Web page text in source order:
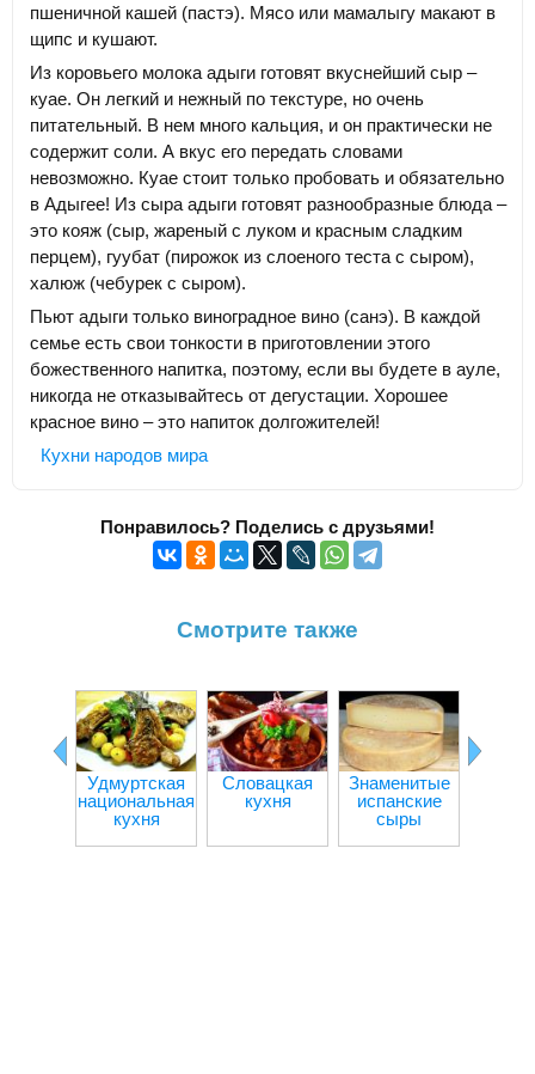
пшеничной кашей (пастэ). Мясо или мамалыгу макают в
щипс и кушают.
Из коровьего молока адыги готовят вкуснейший сыр –
куае. Он легкий и нежный по текстуре, но очень
питательный. В нем много кальция, и он практически не
содержит соли. А вкус его передать словами
невозможно. Куае стоит только пробовать и обязательно
в Адыгее! Из сыра адыги готовят разнообразные блюда –
это кояж (сыр, жареный с луком и красным сладким
перцем), гуубат (пирожок из слоеного теста с сыром),
халюж (чебурек с сыром).
Пьют адыги только виноградное вино (санэ). В каждой
семье есть свои тонкости в приготовлении этого
божественного напитка, поэтому, если вы будете в ауле,
никогда не отказывайтесь от дегустации. Хорошее
красное вино – это напиток долгожителей!
Кухни народов мира
Понравилось? Поделись с друзьями!
Смотрите также
Удмуртская
национальная
кухня
Словацкая
кухня
Знаменитые
испанские
сыры